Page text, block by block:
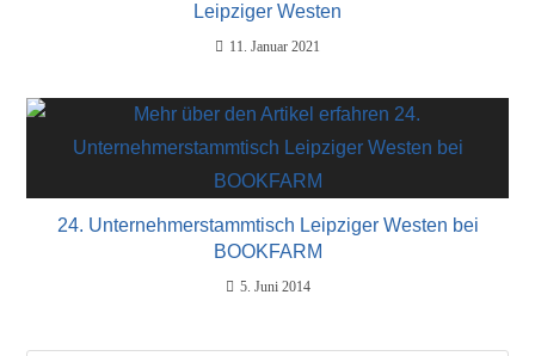
Leipziger Westen
11. Januar 2021
24. Unternehmerstammtisch Leipziger Westen bei
BOOKFARM
5. Juni 2014